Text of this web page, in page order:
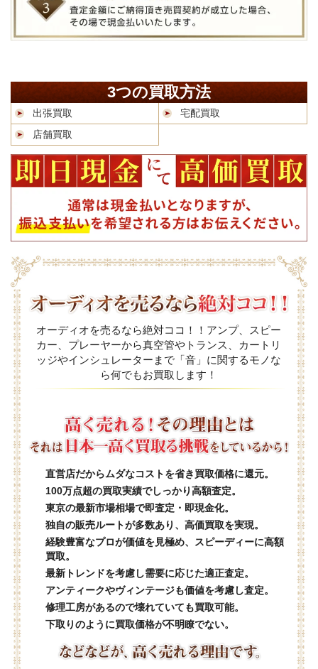
3つの買取方法
出張買取
宅配買取
店舗買取
オーディオを売るなら絶対ココ！！アンプ、スピー
カー、プレーヤーから真空管やトランス、カートリ
ッジやインシュレーターまで「音」に関するモノな
ら何でもお買取します！
直営店だからムダなコストを省き買取価格に還元。
100万点超の買取実績でしっかり高額査定。
東京の最新市場相場で即査定・即現金化。
独自の販売ルートが多数あり、高価買取を実現。
経験豊富なプロが価値を見極め、スピーディーに高額
買取。
最新トレンドを考慮し需要に応じた適正査定。
アンティークやヴィンテージも価値を考慮し査定。
修理工房があるので壊れていても買取可能。
下取りのように買取価格が不明瞭でない。